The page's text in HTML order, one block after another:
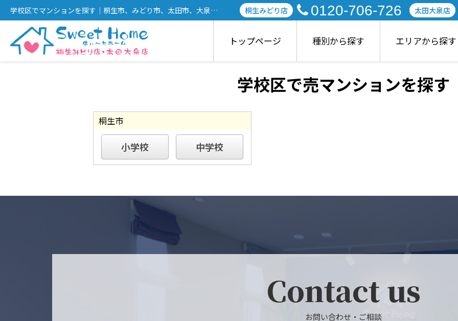
学校区でマンションを探す｜桐生市、みどり市、太田市、大泉町
の不動産購入・売却はSweet Homeへ
桐生みどり店 0120-706-726 太田大泉店
トップページ 種別から探す エリアから探す
学校区で売マンションを探す
桐生市
小学校 中学校
Contact us
お問い合わせ・ご相談